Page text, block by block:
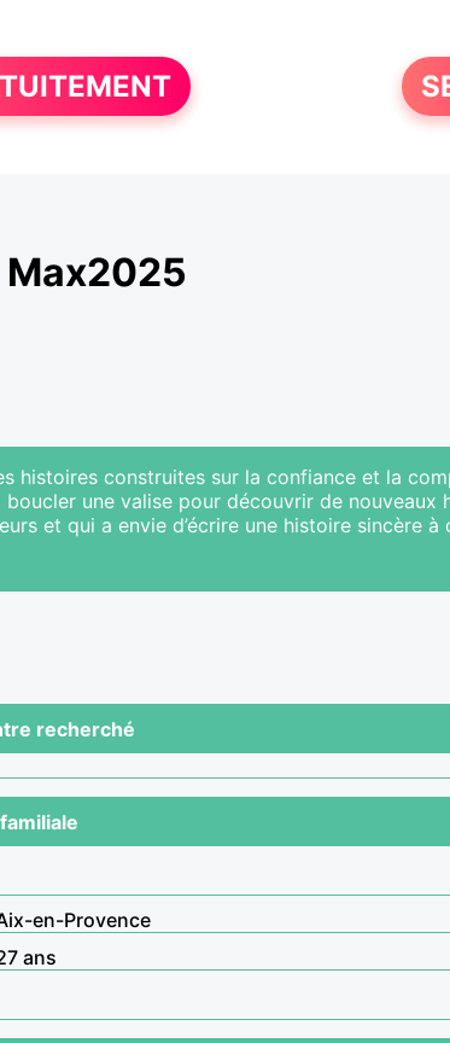
histoires construites sur la confiance et la
une valise pour découvrir de nouveaux
et qui a envie d’écrire une histoire sincère à
recherché
en-Provence
ans